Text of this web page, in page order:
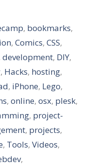
, bookmarks,
, Comics, CSS,
development, DIY,
, Hacks, hosting,
, iPhone, Lego,
, online, osx, plesk,
, project-
, projects,
, Tools, Videos,
,